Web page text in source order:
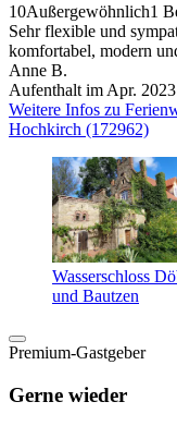
10Außergewöhnlich1
Sehr flexible und
komfortabel, modern
Anne B.
Aufenthalt im Apr. 2023
Weitere Infos zu
Hochkirch (172962)
Wasserschloss
und Bautzen
Premium-Gastgeber
Gerne wieder